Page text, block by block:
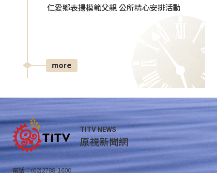
仁愛鄉表揚模範父親 公所精心安排活動
more
TITV NEWS
原視新聞網
電話：(02)2788-1600